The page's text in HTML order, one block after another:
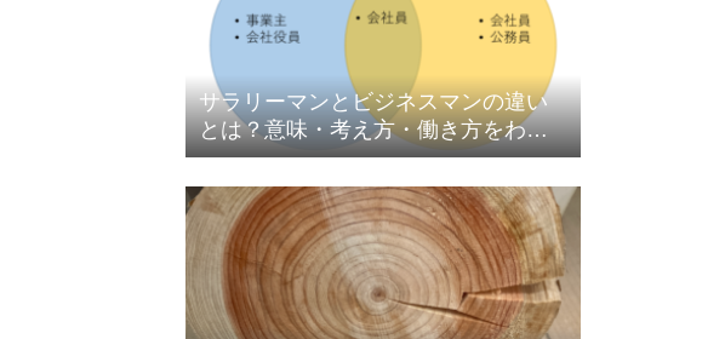
サラリーマンとビジネスマンの違い
とは？意味・考え方・働き方をわか
りやすく解説